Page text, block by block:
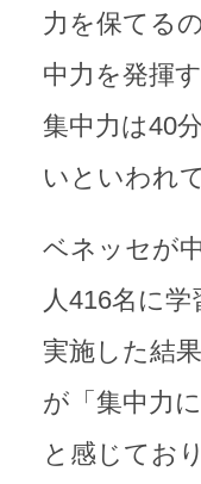
力を保てる
中力を発揮
集中力は40
いといわれ
ベネッセが
人416名に
実施した結
が「集中力
と感じてお